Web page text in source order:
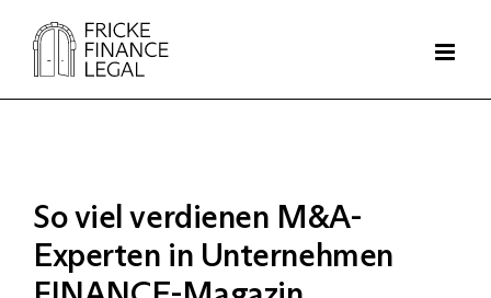
Inhalt
springen
So viel verdienen M&A-
Experten in Unternehmen